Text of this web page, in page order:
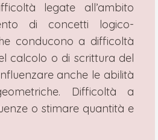
legate all’ambito
di concetti logico-
conducono a difficoltà
calcolo o di scrittura del
anche le abilità
Difficoltà a
o stimare quantità e